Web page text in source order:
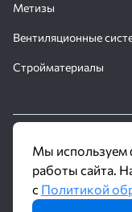
Метизы
Вентиляционные
Стройматериалы
© 2016 - 2026
Решение»
Политика обработки
Мы используем
работы сайта.
с Политикой